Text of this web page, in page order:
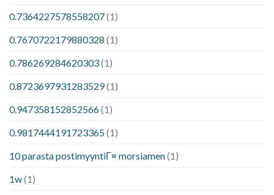
0.7364227578558207(1)
0.7670722179880328 (1)
0.786269284620303(1)
0.8723697931283529(1)
0.947358152852566(1)
0.9817444191723365(1)
10 parasta postimyyntiГ¤ morsiamen(1)
1w(1)